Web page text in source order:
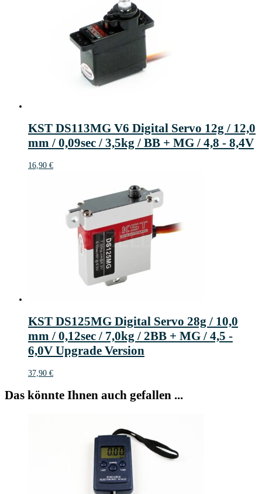
KST DS113MG V6 Digital Servo 12g / 12,0
mm / 0,09sec / 3,5kg / BB + MG / 4,8 - 8,4V
16,90 €
KST DS125MG Digital Servo 28g / 10,0
mm / 0,12sec / 7,0kg / 2BB + MG / 4,5 -
6,0V Upgrade Version
37,90 €
Das könnte Ihnen auch gefallen ...